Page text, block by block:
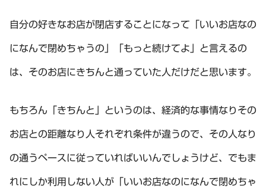
自分の好きなお店が閉店することになって「いいお店なの
になんで閉めちゃうの」「もっと続けてよ」と言えるの
は、そのお店にきちんと通っていた人だけだと思います。
もちろん「きちんと」というのは、経済的な事情なりその
お店との距離なり人それぞれ条件が違うので、その人なり
の通うペースに従っていればいいんでしょうけど、でもま
れにしか利用しない人が「いいお店なのになんで閉めちゃ